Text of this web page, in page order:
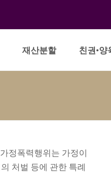
재산분할 친권•양
정폭력행위는 가정이
처벌 등에 관한 특례